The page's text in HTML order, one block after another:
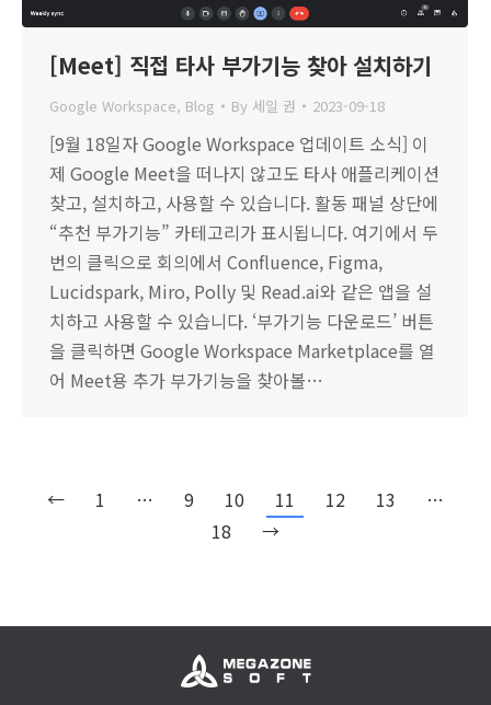
[Meet] 직접 타사 부가기능 찾아 설치하기
Google Workspace, Blog By 세일 권 2023-09-18
[9월 18일자 Google Workspace 업데이트 소식] 이
제 Google Meet을 떠나지 않고도 타사 애플리케이션
찾고, 설치하고, 사용할 수 있습니다. 활동 패널 상단에
“추천 부가기능” 카테고리가 표시됩니다. 여기에서 두
번의 클릭으로 회의에서 Confluence, Figma,
Lucidspark, Miro, Polly 및 Read.ai와 같은 앱을 설
치하고 사용할 수 있습니다. ‘부가기능 다운로드’ 버튼
을 클릭하면 Google Workspace Marketplace를 열
어 Meet용 추가 부가기능을 찾아볼…
← 1 … 9 10 11 12 13
…
18
→